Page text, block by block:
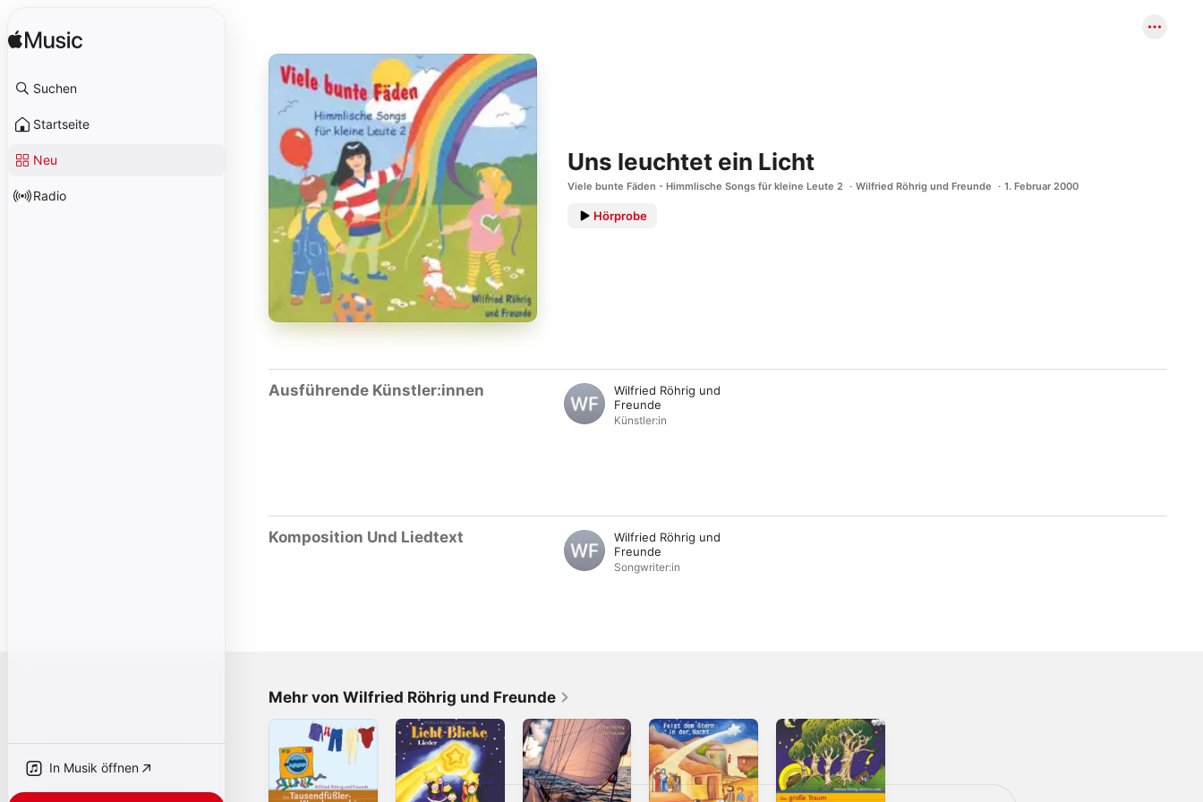
Suchen
Startseite
Neu
Radio
In Musik öffnen
Uns leuchtet ein Licht
Viele bunte Fäden - Himmlische Songs für kleine Leute 2 Wilfried Röhrig und Freunde 1. Februar 2000
Hörprobe
Ausführende Künstler:innen
Wilfried Röhrig und
Freunde
Künstler:in
Komposition Und Liedtext
Wilfried Röhrig und
Freunde
Songwriter:in
Mehr von Wilfried Röhrig und Freunde